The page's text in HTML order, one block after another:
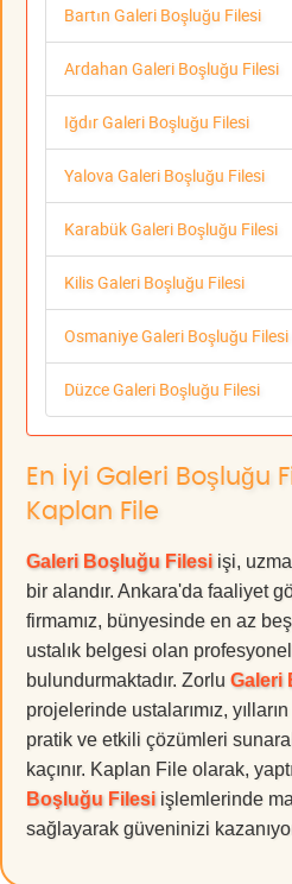
Bartın Galeri Boşluğu Filesi
Ardahan Galeri Boşluğu Filesi
Iğdır Galeri Boşluğu Filesi
Yalova Galeri Boşluğu Filesi
Karabük Galeri Boşluğu Filesi
Kilis Galeri Boşluğu Filesi
Osmaniye Galeri Boşluğu Filesi
Düzce Galeri Boşluğu Filesi
En İyi Galeri Boşluğu
Kaplan File
Galeri Boşluğu Filesi işi,
bir alandır. Ankara'da faaliyet
firmamız, bünyesinde en az
ustalık belgesi olan
bulundurmaktadır. Zorlu Galeri
projelerinde ustalarımız,
pratik ve etkili çözümleri
kaçınır. Kaplan File olarak,
Boşluğu Filesi işlemlerinde
sağlayarak güveninizi